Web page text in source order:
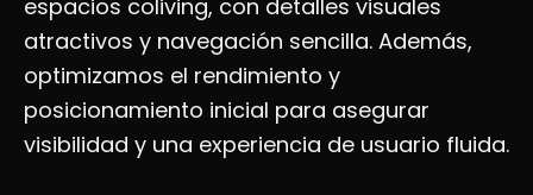
espacios coliving, con detalles visuales
atractivos y navegación sencilla. Además,
optimizamos el rendimiento y
posicionamiento inicial para asegurar
visibilidad y una experiencia de usuario fluida.